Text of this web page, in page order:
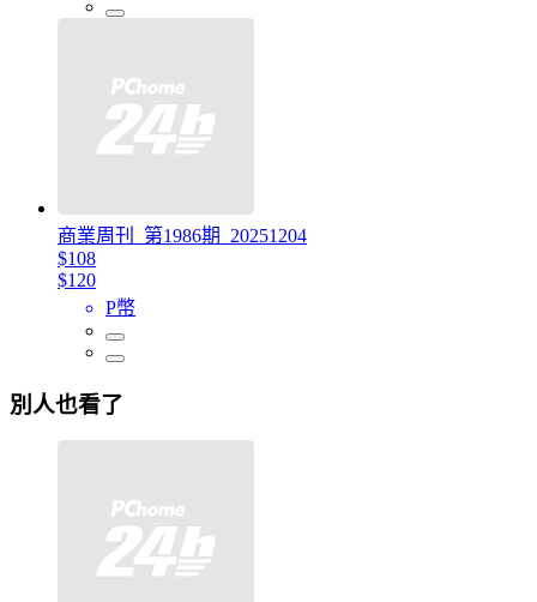
商業周刊_第1986期_20251204
$108
$120
P幣
別人也看了